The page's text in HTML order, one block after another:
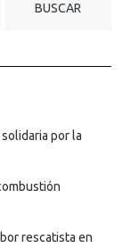
BUSCAR
por la
rescatista en